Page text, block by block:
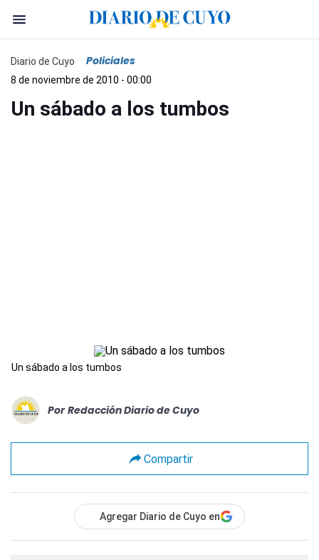
Diario de Cuyo Policiales
8 de noviembre de 2010 - 00:00
Un sábado a los tumbos
Un sábado a los tumbos
Por Redacción Diario de Cuyo
Compartir
Agregar Diario de Cuyo en